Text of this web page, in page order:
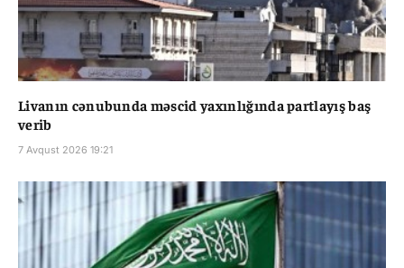
Livanın cənubunda məscid yaxınlığında partlayış baş
verib
7 Avqust 2026 19:21